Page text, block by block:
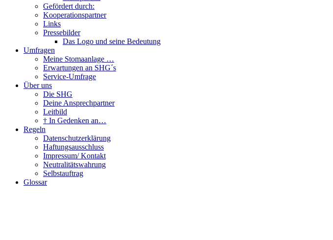
Gefördert durch:
Kooperationspartner
Links
Pressebilder
Das Logo und seine Bedeutung
Umfragen
Meine Stomaanlage …
Erwartungen an SHG´s
Service-Umfrage
Über uns
Die SHG
Deine Ansprechpartner
Leitbild
† In Gedenken an…
Regeln
Datenschutzerklärung
Haftungsausschluss
Impressum/ Kontakt
Neutralitätswahrung
Selbstauftrag
Glossar